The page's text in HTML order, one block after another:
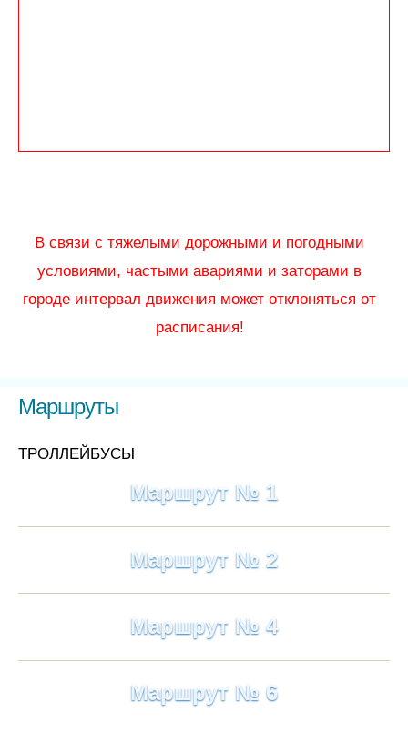
В связи с тяжелыми дорожными и погодными
условиями, частыми авариями и заторами в
городе интервал движения может отклоняться от
расписания!
Маршруты
ТРОЛЛЕЙБУСЫ
Маршрут № 1
Маршрут № 2
Маршрут № 4
Маршрут № 6